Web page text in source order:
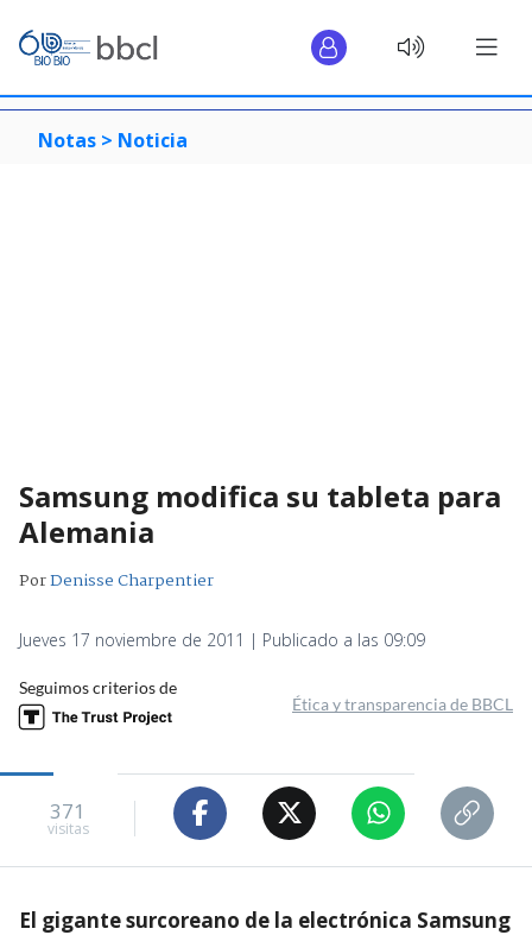
Notas > Noticia
Samsung modifica su tableta para
Alemania
PorDenisse Charpentier
Jueves 17 noviembre de 2011 | Publicado a las 09:09
Seguimos criterios de
Ética y transparencia de BBCL
371
visitas
El gigante surcoreano de la electrónica Samsung